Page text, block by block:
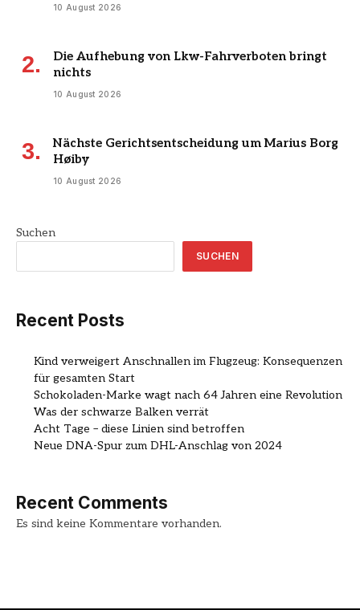
10 August 2026
Die Aufhebung von Lkw-Fahrverboten bringt
nichts
10 August 2026
Nächste Gerichtsentscheidung um Marius Borg
Høiby
10 August 2026
Suchen
SUCHEN
Recent Posts
Kind verweigert Anschnallen im Flugzeug: Konsequenzen
für gesamten Start
Schokoladen-Marke wagt nach 64 Jahren eine Revolution
Was der schwarze Balken verrät
Acht Tage – diese Linien sind betroffen
Neue DNA-Spur zum DHL-Anschlag von 2024
Recent Comments
Es sind keine Kommentare vorhanden.